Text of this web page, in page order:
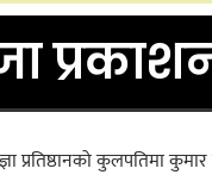
प्रतिष्ठानको कुलपतिमा